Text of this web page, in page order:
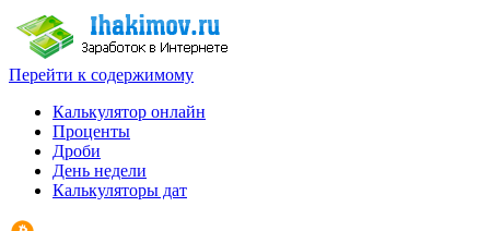
Перейти к содержимому
Калькулятор онлайн
Проценты
Дроби
День недели
Калькуляторы дат